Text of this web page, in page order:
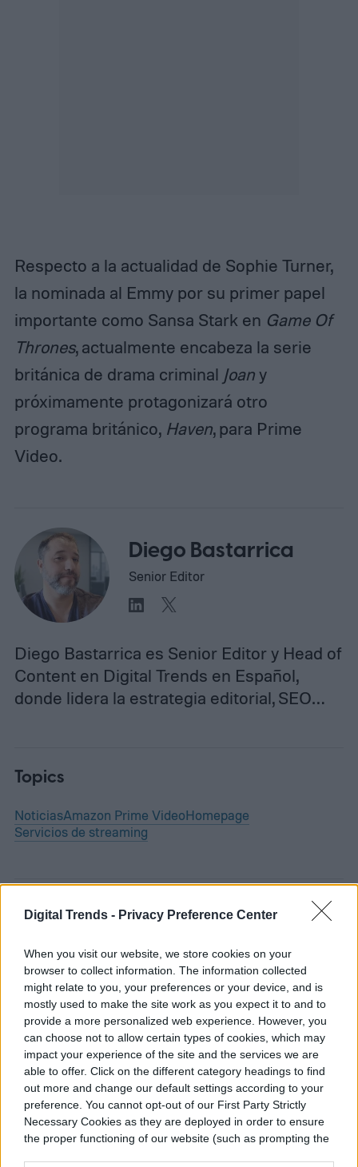
Digital Trends - Privacy Preference Center
When you visit our website, we store cookies on your
browser to collect information. The information collected
might relate to you, your preferences or your device, and is
mostly used to make the site work as you expect it to and to
provide a more personalized web experience. However, you
can choose not to allow certain types of cookies, which may
impact your experience of the site and the services we are
able to offer. Click on the different category headings to find
out more and change our default settings according to your
preference. You cannot opt-out of our First Party Strictly
Necessary Cookies as they are deployed in order to ensure
the proper functioning of our website (such as prompting the
Respecto a la actualidad de Sophie Turner,
la nominada al Emmy por su primer papel
importante como Sansa Stark en Game Of
Thrones, actualmente encabeza la serie
británica de drama criminal Joany
próximamente protagonizará otro
programa británico,Haven, para Prime
Video.
Diego Bastarrica
Senior Editor
Diego Bastarrica es Senior Editor y Head of
Content en Digital Trends en Español,
donde lidera la estrategia editorial, SEO…
Topics
NoticiasAmazon Prime VideoHomepage
Servicios de streaming
ENTRETENIMIENTO
Un hombre vive dentro de
una valla publicitaria
para promocionar The
Last House